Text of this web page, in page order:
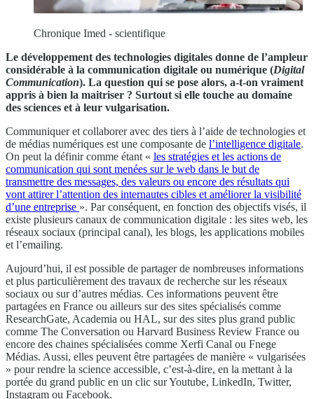
Chronique Imed - scientifique
Le développement des technologies digitales donne de l’ampleur
considérable à la communication digitale ou numérique (Digital
Communication). La question qui se pose alors, a-t-on vraiment
appris à bien la maitriser ? Surtout si elle touche au domaine
des sciences et à leur vulgarisation.
Communiquer et collaborer avec des tiers à l’aide de technologies et
de médias numériques est une composante de l’intelligence digitale.
On peut la définir comme étant « les stratégies et les actions de
communication qui sont menées sur le web dans le but de
transmettre des messages, des valeurs ou encore des résultats qui
vont attirer l’attention des internautes cibles et améliorer la visibilité
d’une entreprise ». Par conséquent, en fonction des objectifs visés, il
existe plusieurs canaux de communication digitale : les sites web, les
réseaux sociaux (principal canal), les blogs, les applications mobiles
et l’emailing.
Aujourd’hui, il est possible de partager de nombreuses informations
et plus particulièrement des travaux de recherche sur les réseaux
sociaux ou sur d’autres médias. Ces informations peuvent être
partagées en France ou ailleurs sur des sites spécialisés comme
ResearchGate, Academia ou HAL, sur des sites plus grand public
comme The Conversation ou Harvard Business Review France ou
encore des chaines spécialisées comme Xerfi Canal ou Fnege
Médias. Aussi, elles peuvent être partagées de manière « vulgarisées
» pour rendre la science accessible, c’est-à-dire, en la mettant à la
portée du grand public en un clic sur Youtube, LinkedIn, Twitter,
Instagram ou Facebook.